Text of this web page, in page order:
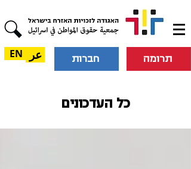
תרומה חברות عر EN
כל העדכונים